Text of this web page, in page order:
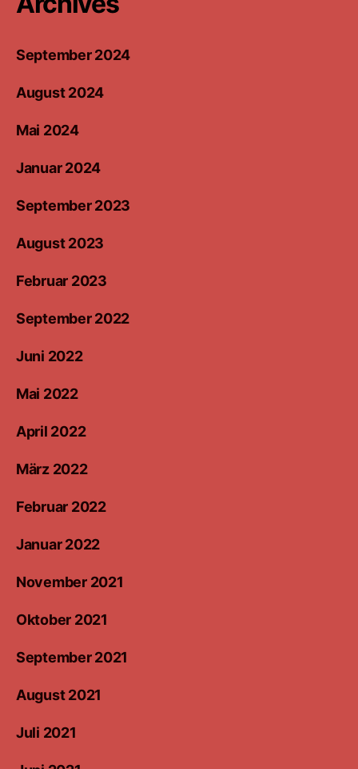
September 2024
August 2024
Mai 2024
Januar 2024
September 2023
August 2023
Februar 2023
September 2022
Juni 2022
Mai 2022
April 2022
März 2022
Februar 2022
Januar 2022
November 2021
Oktober 2021
September 2021
August 2021
Juli 2021